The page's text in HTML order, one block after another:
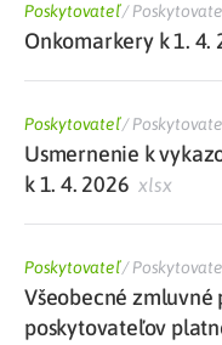
Poskytovateľ/
Onkomarkery k 1. 4.
Poskytovateľ/
Usmernenie k
k 1. 4. 2026 xlsx
Poskytovateľ/
Všeobecné zmluvné
poskytovateľov